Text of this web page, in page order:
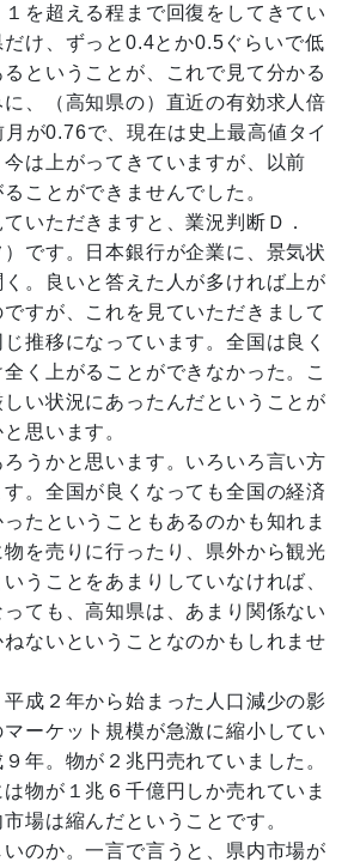
を超える程まで回復をしてきてい
だけ、ずっと0.4とか0.5ぐらいで低
ということが、これで見て分かる
、（高知県の）直近の有効求人倍
が0.76で、現在は史上最高値タイ
は上がってきていますが、以前
ことができませんでした。
いただきますと、業況判断Ｄ．
）です。日本銀行が企業に、景気状
。良いと答えた人が多ければ上が
すが、これを見ていただきまして
推移になっています。全国は良く
く上がることができなかった。こ
い状況にあったんだということが
思います。
うかと思います。いろいろ言い方
。全国が良くなっても全国の経済
たということもあるのかも知れま
を売りに行ったり、県外から観光
うことをあまりしていなければ、
ても、高知県は、あまり関係ない
ないということなのかもしれませ
成２年から始まった人口減少の影
ーケット規模が急激に縮小してい
年。物が２兆円売れていました。
物が１兆６千億円しか売れていま
場は縮んだということです。
のか。一言で言うと、県内市場が